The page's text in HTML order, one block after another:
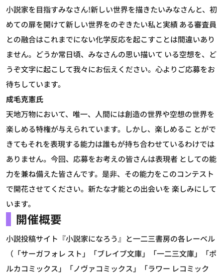
小説家を目指すみなさん!新しい世界を描きたいみなさんと、初
めての扉を開けて新しい世界をのぞきたい私と実績 ある審査員
との融合はこれまでにない化学反応を起こすことは間違いあり
ません。どうか常日頃、みなさんの思い描いて いる空想を、ど
うぞ文字に起こして我々にお伝えください。心よりご応募をお
待ちしています。
成毛克憲氏
天地万物において、唯一、人間には創造の世界や空想の世界を
楽しめる特権が与えられています。しかし、楽しめるこ とがで
きてもそれを表現する能力は誰もが持ち合わせているわけでは
ありません。今回、応募をお考えの皆さんは表現者 としての能
力を兼ね備えた皆さんです。是非、その能力をこのコンテスト
で開花させてください。新たな才能との出会いを 楽しみにして
います。
開催概要
小説投稿サイト『小説家になろう』と一二三書房の各レーベル
（「サーガフォレ スト」「ブレイブ文庫」「一二三文庫」「ポ
ルカコミックス」「ノヴァコミックス」「ラワー レコミック